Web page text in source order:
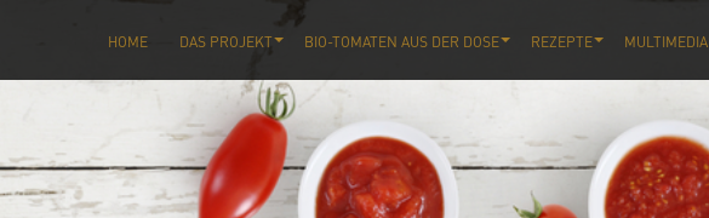
HOME DAS PROJEKT BIO-TOMATEN AUS DER DOSE REZEPTE MULTIMEDIA